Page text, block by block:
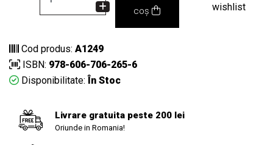
coș
wishlist
Cod produs: A1249
ISBN: 978-606-706-265-6
Disponibilitate: În Stoc
Livrare gratuita peste 200 lei
Oriunde in Romania!